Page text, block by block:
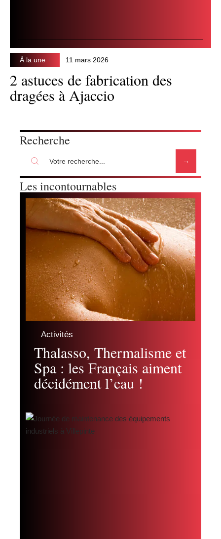
À la une 11 mars 2026
2 astuces de fabrication des
dragées à Ajaccio
Recherche
Les incontournables
Activités
Thalasso, Thermalisme et
Spa : les Français aiment
décidément l’eau !